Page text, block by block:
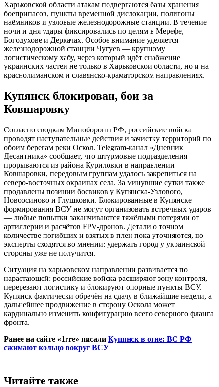
Харьковской области атакам подвергаются базы хранения
боеприпасов, пункты временной дислокации, полигоны
наёмников и узловые железнодорожные станции. В течение
ночи и дня удары фиксировались по целям в Мерефе,
Богодухове и Деркачах. Особое внимание уделяется
железнодорожной станции Чугуев — крупному
логистическому хабу, через который идёт снабжение
украинских частей не только в Харьковской области, но и на
краснолиманском и славянско-краматорском направлениях.
Купянск блокирован, бои за
Ковшаровку
Согласно сводкам Минобороны РФ, российские войска
проводят наступательные действия и зачистку территорий по
обоим берегам реки Оскол. Telegram-канал «Дневник
Десантника» сообщает, что штурмовые подразделения
прорываются из района Куриловки в направлении
Ковшаровки, передовым группам удалось закрепиться на
северо-восточных окраинах села. За минувшие сутки также
продавлены позиции боевиков у Купянска-Узлового,
Новоосиново и Глушковки. Блокированные в Купянске
формирования ВСУ не могут организовать встречных ударов
— любые попытки заканчиваются тяжёлыми потерями от
артиллерии и расчётов FPV-дронов. Детали о точном
количестве погибших и взятых в плен пока уточняются, но
эксперты сходятся во мнении: удержать город у украинской
стороны уже не получится.
Ситуация на харьковском направлении развивается по
нарастающей: российские войска расширяют зону контроля,
перерезают логистику и блокируют опорные пункты ВСУ.
Купянск фактически обречён на сдачу в ближайшие недели, а
дальнейшее продвижение в сторону Оскола может
кардинально изменить конфигурацию всего северного фланга
фронта.
Ранее на сайте «1rre» писали Купянск в огне: ВС РФ
сжимают кольцо вокруг ВСУ
Читайте также